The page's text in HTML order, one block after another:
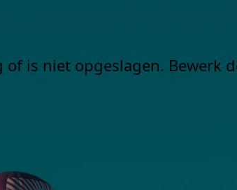
is niet opgeslagen. Bewerk